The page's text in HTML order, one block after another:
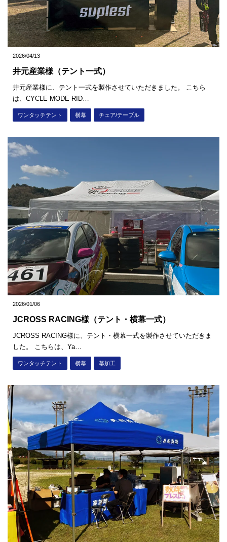
2026/04/13
井元産業様（テント一式）
井元産業様に、テント一式を製作させていただきました。 こちら
は、CYCLE MODE RID…
ワンタッチテント 横幕 チェア/テーブル
2026/01/06
JCROSS RACING様（テント・横幕一式）
JCROSS RACING様に、テント・横幕一式を製作させていただきま
した。 こちらは、Ya…
ワンタッチテント 横幕 幕加工